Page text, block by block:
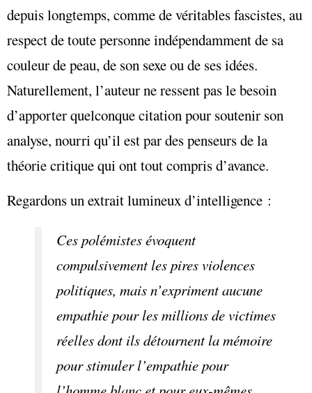
depuis longtemps, comme de véritables fascistes, au
respect de toute personne indépendamment de sa
couleur de peau, de son sexe ou de ses idées.
Naturellement, l’auteur ne ressent pas le besoin
d’apporter quelconque citation pour soutenir son
analyse, nourri qu’il est par des penseurs de la
théorie critique qui ont tout compris d’avance.
Regardons un extrait lumineux d’intelligence :
Ces polémistes évoquent
compulsivement les pires violences
politiques, mais n’expriment aucune
empathie pour les millions de victimes
réelles dont ils détournent la mémoire
pour stimuler l’empathie pour